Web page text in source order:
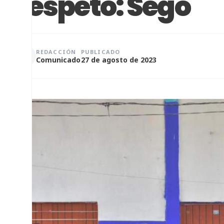
REDACCIÓN
Comunicado
PUBLICADO
27 de agosto de 2023